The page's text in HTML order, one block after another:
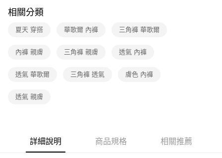
7-11取貨付款
每筆NT$80，滿NT$1,000(含以上)免運費
付款後7-11取貨
每筆NT$80，滿NT$1,000(含以上)免運費
付款後門市自取
相關分類
夏天 穿搭 華歌爾 內褲 三角褲 華歌爾
內褲 親膚 三角褲 親膚 透氣 內褲
透氣 華歌爾 三角褲 透氣 膚色 內褲
透氣 親膚
詳細說明 商品規格 相關推薦